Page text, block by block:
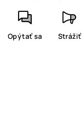
Opýtať sa Strážiť